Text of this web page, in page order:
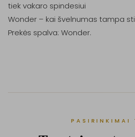
tiek vakaro spindesiui
Wonder – kai švelnumas tampa
Prekės spalva: Wonder.
PASIRINKIMAI